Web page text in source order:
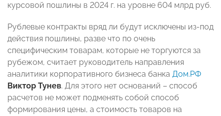
курсовой пошлины в 2024 г. на уровне 604 млрд руб.
Рублевые контракты вряд ли будут исключены из-под
действия пошлины, разве что по очень
специфическим товарам, которые не торгуются за
рубежом, считает руководитель направления
аналитики корпоративного бизнеса банка Дом.РФ
Виктор Тунев. Для этого нет оснований – способ
расчетов не может подменять собой способ
формирования цены, а стоимость товаров на